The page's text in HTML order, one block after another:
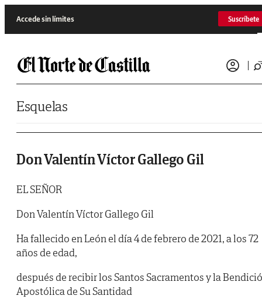
Accede sin límites Suscríbete
Esquelas
Don Valentín Víctor Gallego Gil
EL SEÑOR
Don Valentín Víctor Gallego Gil
Ha fallecido en León el día 4 de febrero de 2021, a los 72
años de edad,
después de recibir los Santos Sacramentos y la
Apostólica de Su Santidad